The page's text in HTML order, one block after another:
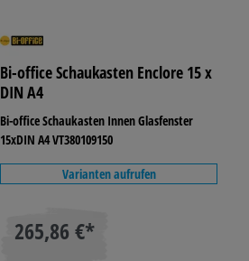
Bi-office Schaukasten Enclore 15 x
DIN A4
Bi-office Schaukasten Innen Glasfenster
15xDIN A4 VT380109150
Varianten aufrufen
265,86 €*